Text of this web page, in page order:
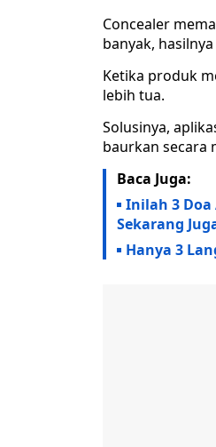
Concealer
banyak,
Ketika produk
lebih tua.
Solusinya,
baurkan secara
Baca Juga:
Inilah 3 Doa
Sekarang
Hanya 3